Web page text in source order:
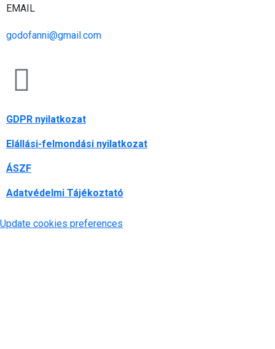
EMAIL
godofanni@gmail.com
GDPR nyilatkozat
Elállási-felmondási nyilatkozat
ÁSZF
Adatvédelmi Tájékoztató
Update cookies preferences